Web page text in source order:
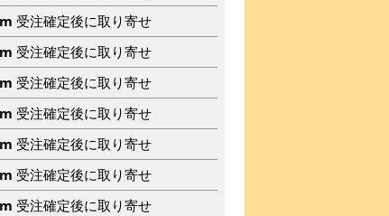
受注確定後に取り寄せ
受注確定後に取り寄せ
受注確定後に取り寄せ
受注確定後に取り寄せ
受注確定後に取り寄せ
受注確定後に取り寄せ
受注確定後に取り寄せ